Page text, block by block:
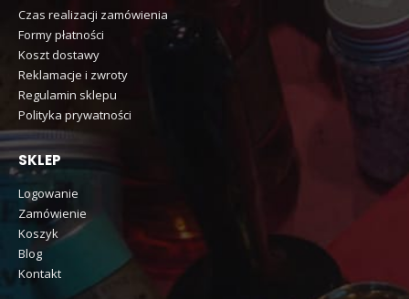
Czas realizacji zamówienia
Formy płatności
Koszt dostawy
Reklamacje i zwroty
Regulamin sklepu
Polityka prywatności
SKLEP
Logowanie
Zamówienie
Koszyk
Blog
Kontakt